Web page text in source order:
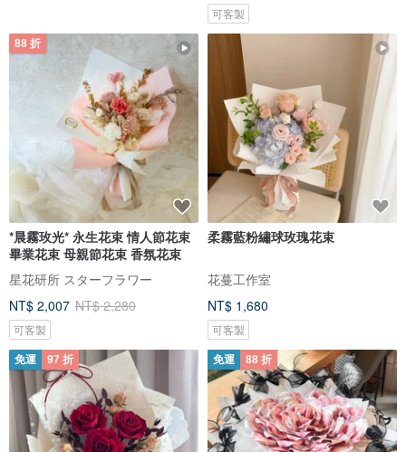
可客製
88 折
*晨霧玫光* 永生花束 情人節花束
畢業花束 母親節花束 香氛花束
星花研所 スターフラワー
NT$ 2,007 NT$ 2,280
可客製
柔霧藍粉繡球玫瑰花束
花蔓工作室
NT$ 1,680
可客製
免運 97 折 免運 88 折